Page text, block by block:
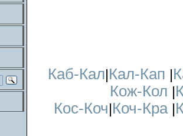
Каб-Кал|Кал-Кап |
Кож-Кол |
Кос-Коч|Коч-Кра|